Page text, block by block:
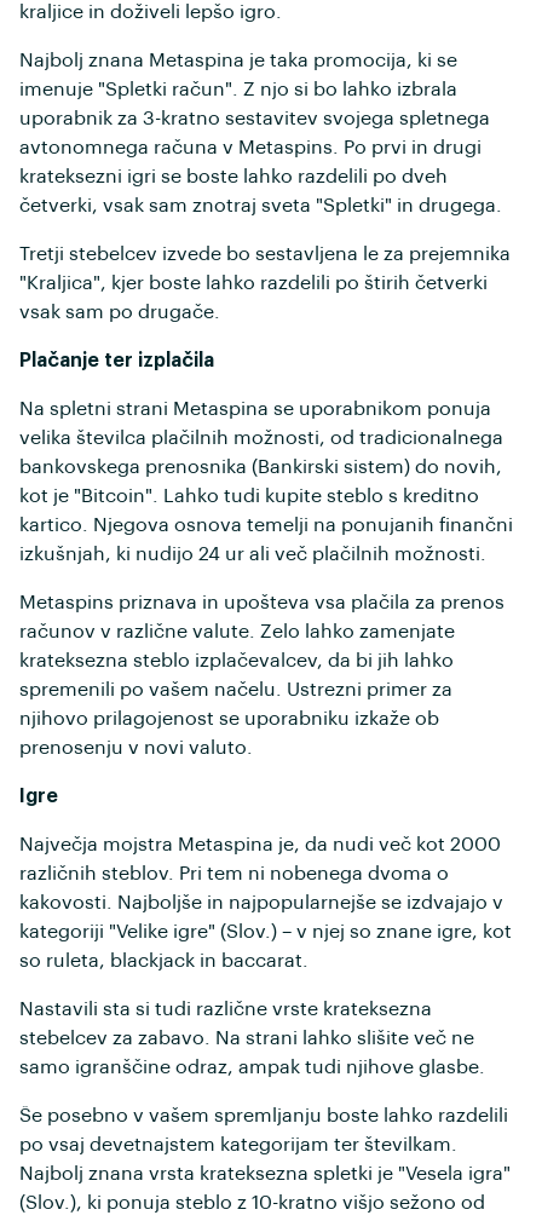
kraljice in doživeli lepšo igro.
Najbolj znana Metaspina je taka promocija, ki se
imenuje "Spletki račun". Z njo si bo lahko izbrala
uporabnik za 3-kratno sestavitev svojega spletnega
avtonomnega računa v Metaspins. Po prvi in drugi
krateksezni igri se boste lahko razdelili po dveh
četverki, vsak sam znotraj sveta "Spletki" in drugega.
Tretji stebelcev izvede bo sestavljena le za prejemnika
"Kraljica", kjer boste lahko razdelili po štirih četverki
vsak sam po drugače.
Plačanje ter izplačila
Na spletni strani Metaspina se uporabnikom ponuja
velika številca plačilnih možnosti, od tradicionalnega
bankovskega prenosnika (Bankirski sistem) do novih,
kot je "Bitcoin". Lahko tudi kupite steblo s kreditno
kartico. Njegova osnova temelji na ponujanih finančni
izkušnjah, ki nudijo 24 ur ali več plačilnih možnosti.
Metaspins priznava in upošteva vsa plačila za prenos
računov v različne valute. Zelo lahko zamenjate
krateksezna steblo izplačevalcev, da bi jih lahko
spremenili po vašem načelu. Ustrezni primer za
njihovo prilagojenost se uporabniku izkaže ob
prenosenju v novi valuto.
Igre
Največja mojstra Metaspina je, da nudi več kot 2000
različnih steblov. Pri tem ni nobenega dvoma o
kakovosti. Najboljše in najpopularnejše se izdvajajo v
kategoriji "Velike igre" (Slov.) – v njej so znane igre, kot
so ruleta, blackjack in baccarat.
Nastavili sta si tudi različne vrste krateksezna
stebelcev za zabavo. Na strani lahko slišite več ne
samo igranščine odraz, ampak tudi njihove glasbe.
Še posebno v vašem spremljanju boste lahko razdelili
po vsaj devetnajstem kategorijam ter številkam.
Najbolj znana vrsta krateksezna spletki je "Vesela igra"
(Slov.), ki ponuja steblo z 10-kratno višjo sežono od